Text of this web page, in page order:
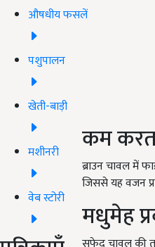
औषधीय फसलें
पशुपालन
खेती-बाड़ी
मशीनरी
वेब स्टोरी
कम
ब्राउन चावल में
जिससे यह वजन
मधुमेह